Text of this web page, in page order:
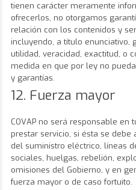
tienen carácter meramente
ofrecerlos, no otorgamos
relación con los contenidos y
incluyendo, a título enunciativo,
utilidad, veracidad, exactitud, o
medida en que por ley no
y garantías.
12. Fuerza mayor
COVAP no será responsable
prestar servicio, si ésta se
del suministro eléctrico, líneas
sociales, huelgas, rebelión,
omisiones del Gobierno, y en
fuerza mayor o de caso fortuito.